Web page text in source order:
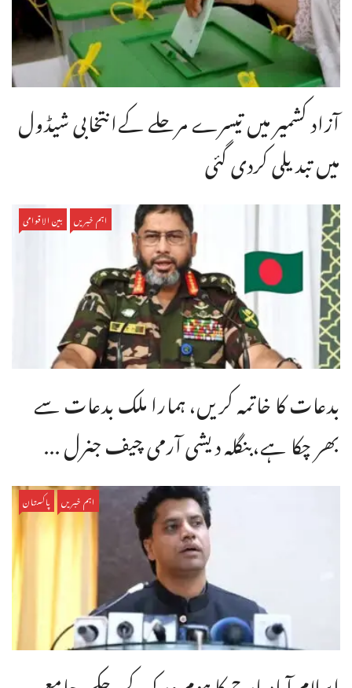
آزاد کشمیر میں تیسرے مرحلے کےانتخابی شیڈول
میں تبدیلی کردی گئی
اہم خبریں بین الاقوامی
بدعات کا خاتمہ کریں، ہمارا ملک بدعات سے
بھر چکا ہے،بنگله دیشی آرمی چیف جنرل ...
اہم خبریں پاکستان